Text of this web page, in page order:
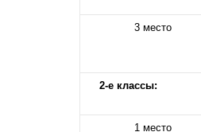
3 место
2-е классы:
1 место